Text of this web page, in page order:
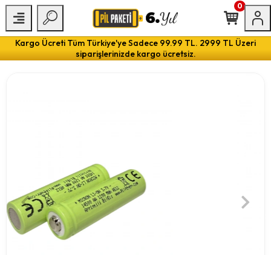
Kargo Ücreti Tüm Türkiye'ye Sadece 99.99 TL. 2999 TL Üzeri
siparişlerinizde kargo ücretsiz.
0